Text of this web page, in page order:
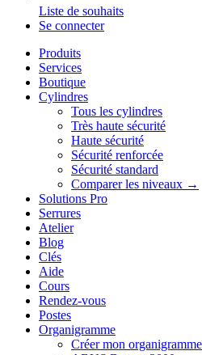
Liste de souhaits
Se connecter
Produits
Services
Boutique
Cylindres
Tous les cylindres
Très haute sécurité
Haute sécurité
Sécurité renforcée
Sécurité standard
Comparer les niveaux →
Solutions Pro
Serrures
Atelier
Blog
Clés
Aide
Cours
Rendez-vous
Postes
Organigramme
Créer mon organigramme